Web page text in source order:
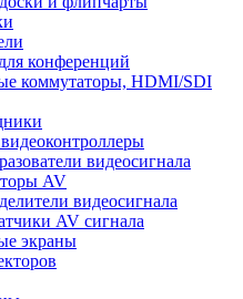
конференций
коммутаторы, HDMI/SDI
видеосигнала
AV
видеосигнала
AV сигнала
экраны